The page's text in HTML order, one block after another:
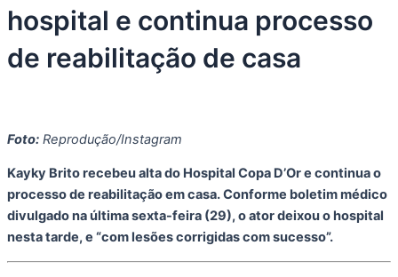
hospital e continua processo
de reabilitação de casa
Foto: Reprodução/Instagram
Kayky Brito recebeu alta do Hospital Copa D’Or e continua o
processo de reabilitação em casa. Conforme boletim médico
divulgado na última sexta-feira (29), o ator deixou o hospital
nesta tarde, e “com lesões corrigidas com sucesso”.